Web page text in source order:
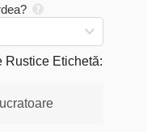
Rustice Etichetă: